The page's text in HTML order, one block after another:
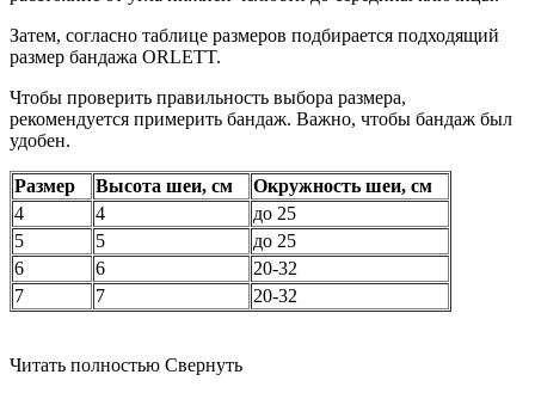
Затем, согласно таблице размеров подбирается подходящий
размер бандажа ORLETT.
Чтобы проверить правильность выбора размера,
рекомендуется примерить бандаж. Важно, чтобы бандаж был
удобен.
Размер Высота шеи, см
Окружность шеи, см
4
4
до 25
5
5
до 25
6
6
20-32
7
7 20-32
Читать полностью Свернуть